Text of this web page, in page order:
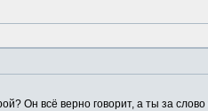
Он всё верно говорит, а ты за